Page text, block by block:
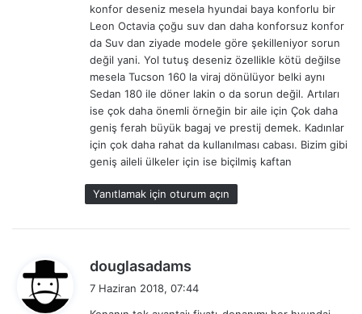
konfor deseniz mesela hyundai baya konforlu bir
Leon Octavia çoğu suv dan daha konforsuz konfor
da Suv dan ziyade modele göre şekilleniyor sorun
değil yani. Yol tutuş deseniz özellikle kötü değilse
mesela Tucson 160 la viraj dönülüyor belki aynı
Sedan 180 ile döner lakin o da sorun değil. Artıları
ise çok daha önemli örneğin bir aile için Çok daha
geniş ferah büyük bagaj ve prestij demek. Kadınlar
için çok daha rahat da kullanılması cabası. Bizim gibi
geniş aileli ülkeler için ise biçilmiş kaftan
Yanıtlamak için oturum açın
douglasadams
7 Haziran 2018, 07:44